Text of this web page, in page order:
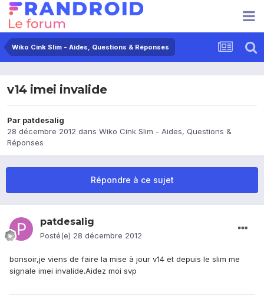
Wiko Cink Slim - Aides, Questions & Réponses
v14 imei invalide
Par patdesalig
28 décembre 2012 dans Wiko Cink Slim - Aides, Questions &
Réponses
Répondre à ce sujet
patdesalig
Posté(e) 28 décembre 2012
bonsoir,je viens de faire la mise à jour v14 et depuis le slim me
signale imei invalide.Aidez moi svp